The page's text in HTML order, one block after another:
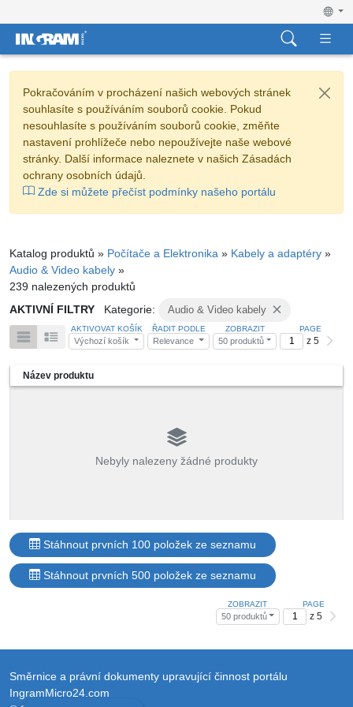
Pokračováním v procházení našich webových stránek
souhlasíte s používáním souborů cookie. Pokud
nesouhlasíte s používáním souborů cookie, změňte
nastavení prohlížeče nebo nepoužívejte naše webové
stránky. Další informace naleznete v našich Zásadách
ochrany osobních údajů.
Zde si můžete přečíst podmínky našeho portálu
Katalog produktů » Počítače a Elektronika » Kabely a adaptéry »
Audio & Video kabely »
239 nalezených produktů
AKTIVNÍ FILTRY
Kategorie: Audio & Video kabely
AKTIVOVAT KOŠÍK
Výchozí košík
ŘADIT PODLE
Relevance
ZOBRAZIT
50 produktů
PAGE
z 5
Název produktu
Nebyly nalezeny žádné produkty
Stáhnout prvních 100 položek ze seznamu
Stáhnout prvních 500 položek ze seznamu
ZOBRAZIT
50 produktů
PAGE
z 5
Směrnice a právní dokumenty upravující činnost portálu
IngramMicro24.com